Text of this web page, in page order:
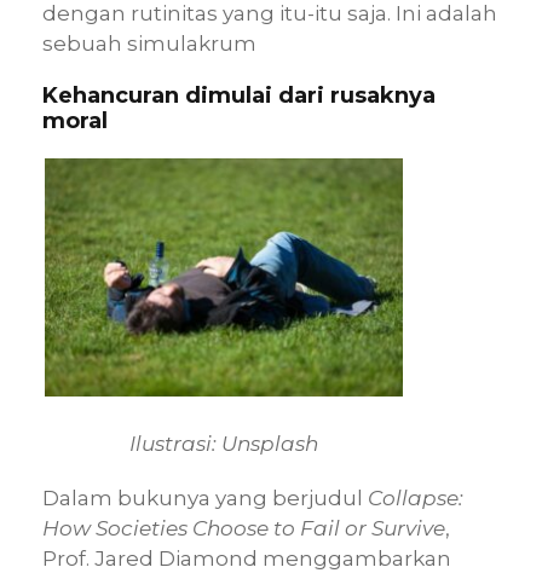
dengan rutinitas yang itu-itu saja. Ini adalah
sebuah simulakrum
Kehancuran dimulai dari rusaknya
moral
Ilustrasi: Unsplash
Dalam bukunya yang berjudul Collapse:
How Societies Choose to Fail or Survive,
Prof. Jared Diamond menggambarkan